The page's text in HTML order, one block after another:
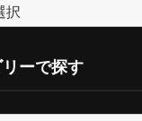
ーで探す